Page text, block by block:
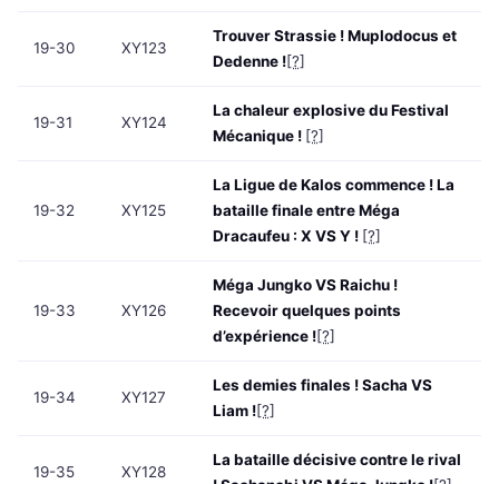
19-30 XY123
Trouver Strassie ! Muplodocus et
Dedenne ![?]
19-31 XY124
La chaleur explosive du Festival
Mécanique ! [?]
19-32 XY125
La Ligue de Kalos commence ! La
bataille finale entre Méga
Dracaufeu : X VS Y ! [?]
19-33 XY126
Méga Jungko VS Raichu !
Recevoir quelques points
d’expérience ![?]
19-34 XY127
Les demies finales ! Sacha VS
Liam ![?]
19-35 XY128
La bataille décisive contre le rival